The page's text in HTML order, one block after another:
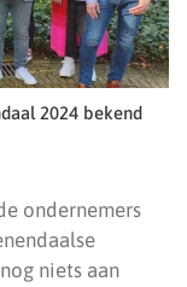
2024 bekend
ondernemers
niets aan